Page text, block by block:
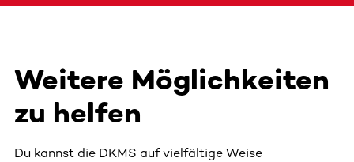
Weitere Möglichkeiten
zu helfen
Du kannst die DKMS auf vielfältige Weise